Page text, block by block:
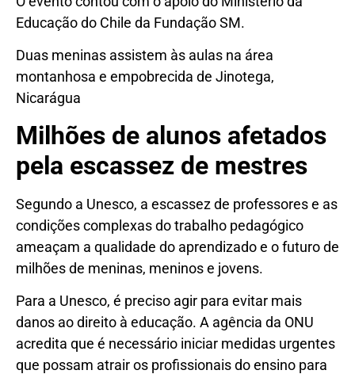
Educação do Chile da Fundação SM.
Duas meninas assistem às aulas na área
montanhosa e empobrecida de Jinotega,
Nicarágua
Milhões de alunos afetados
pela escassez de mestres
Segundo a Unesco, a escassez de professores e as
condições complexas do trabalho pedagógico
ameaçam a qualidade do aprendizado e o futuro de
milhões de meninas, meninos e jovens.
Para a Unesco, é preciso agir para evitar mais
danos ao direito à educação. A agência da ONU
acredita que é necessário iniciar medidas urgentes
que possam atrair os profissionais do ensino para